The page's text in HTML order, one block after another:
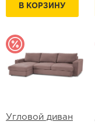
В КОРЗИНУ
Угловой диван